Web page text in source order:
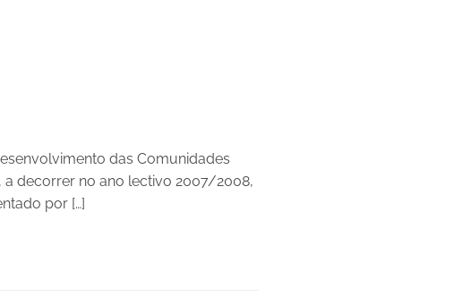
das Comunidades
a decorrer no ano lectivo 2007/2008,
por […]